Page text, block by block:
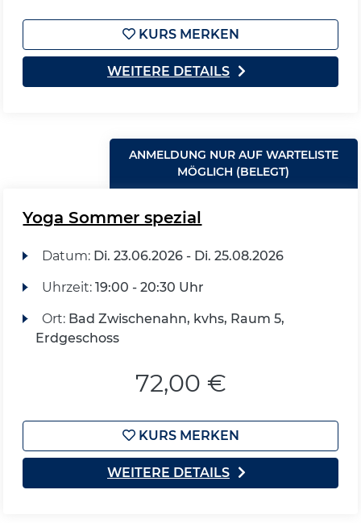
KURS MERKEN
WEITERE DETAILS
ANMELDUNG NUR AUF WARTELISTE
MÖGLICH (BELEGT)
Yoga Sommer spezial
Datum: Di. 23.06.2026 - Di. 25.08.2026
Uhrzeit: 19:00 - 20:30 Uhr
Ort: Bad Zwischenahn, kvhs, Raum 5,
Erdgeschoss
72,00 €
KURS MERKEN
WEITERE DETAILS